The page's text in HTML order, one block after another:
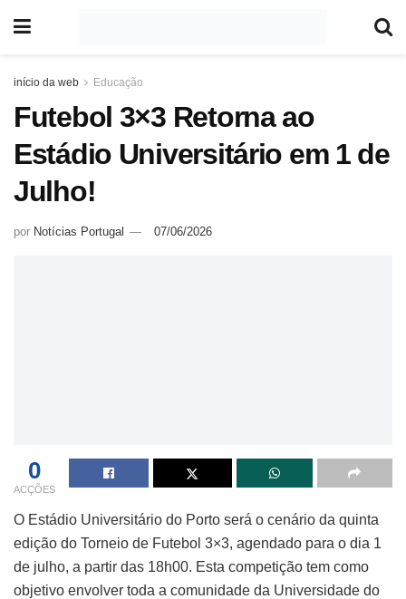
início da web Educação
Futebol 3×3 Retorna ao
Estádio Universitário em 1 de
Julho!
por Notícias Portugal 07/06/2026
0
ACÇÕES
O Estádio Universitário do Porto será o cenário da quinta
edição do Torneio de Futebol 3×3, agendado para o dia 1
de julho, a partir das 18h00. Esta competição tem como
objetivo envolver toda a comunidade da Universidade do